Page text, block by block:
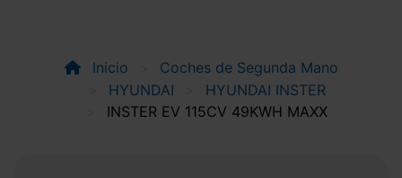
Inicio
Coches de Segunda Mano
HYUNDAI
HYUNDAI INSTER
INSTER EV 115CV 49KWH MAXX